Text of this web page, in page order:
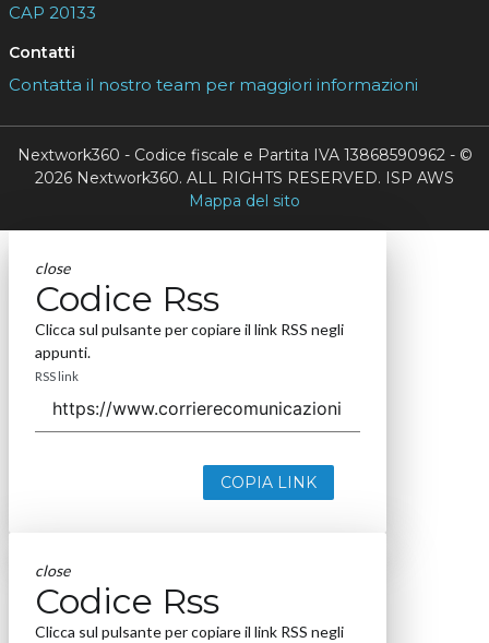
CAP 20133
Contatti
Contatta il nostro team per maggiori informazioni
Nextwork360 - Codice fiscale e Partita IVA 13868590962 - ©
2026 Nextwork360. ALL RIGHTS RESERVED. ISP AWS
Mappa del sito
close
Codice Rss
Clicca sul pulsante per copiare il link RSS negli
appunti.
RSS link
COPIA LINK
close
Codice Rss
Clicca sul pulsante per copiare il link RSS negli